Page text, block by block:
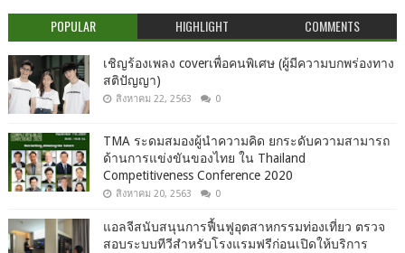
POPULAR HIGHLIGHT COMMENTS
เชิญร้องเพลง coverเพื่อคนพิเศษ (ผู้มีความบกพร่องทาง
สติปัญญา)
สิงหาคม 22, 2563 0
TMA ระดมสมองผู้นำความคิด ยกระดับความสามารถ
ด้านการแข่งขันของไทย ใน Thailand
Competitiveness Conference 2020
สิงหาคม 20, 2563 0
แอลจีสนับสนุนการฟื้นฟูอุตสาหกรรมท่องเที่ยว ตรวจ
สอบระบบทีวีสำหรับโรงแรมฟรีก่อนเปิดให้บริการ